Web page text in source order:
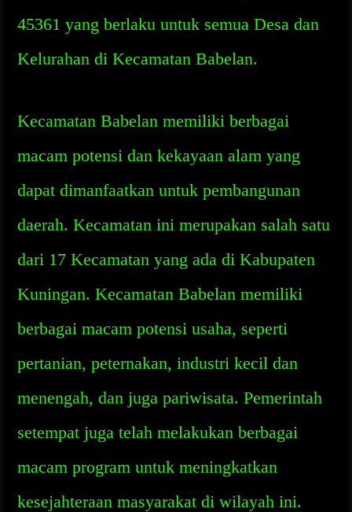
45361 yang berlaku untuk semua Desa dan
Kelurahan di Kecamatan Babelan.
Kecamatan Babelan memiliki berbagai
macam potensi dan kekayaan alam yang
dapat dimanfaatkan untuk pembangunan
daerah. Kecamatan ini merupakan salah satu
dari 17 Kecamatan yang ada di Kabupaten
Kuningan. Kecamatan Babelan memiliki
berbagai macam potensi usaha, seperti
pertanian, peternakan, industri kecil dan
menengah, dan juga pariwisata. Pemerintah
setempat juga telah melakukan berbagai
macam program untuk meningkatkan
kesejahteraan masyarakat di wilayah ini.